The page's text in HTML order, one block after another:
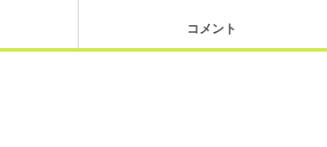
コメント